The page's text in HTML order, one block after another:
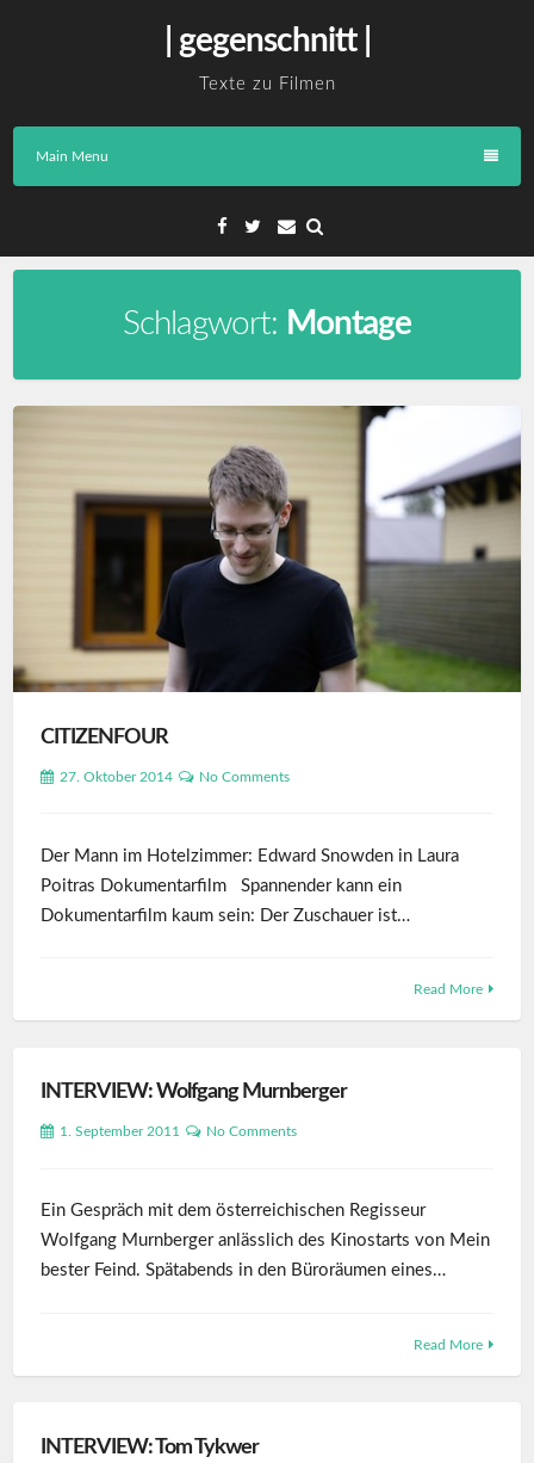
| gegenschnitt |
Texte zu Filmen
Main Menu
Facebook
TwitterEmail
Schlagwort: Montage
CITIZENFOUR
27. Oktober 2014 No Comments
Der Mann im Hotelzimmer: Edward Snowden in Laura
Poitras Dokumentarfilm Spannender kann ein
Dokumentarfilm kaum sein: Der Zuschauer ist…
Read More
INTERVIEW: Wolfgang Murnberger
1. September 2011 No Comments
Ein Gespräch mit dem österreichischen Regisseur
Wolfgang Murnberger anlässlich des Kinostarts von Mein
bester Feind. Spätabends in den Büroräumen eines…
Read More
INTERVIEW: Tom Tykwer